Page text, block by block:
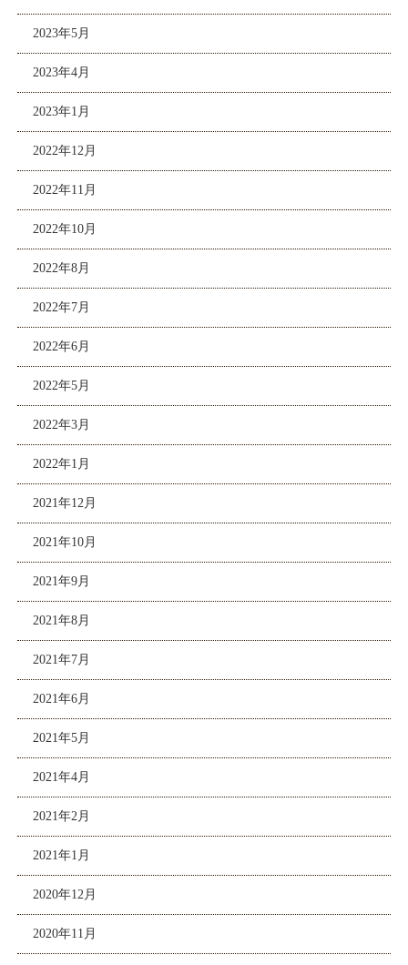
2023年5月
2023年4月
2023年1月
2022年12月
2022年11月
2022年10月
2022年8月
2022年7月
2022年6月
2022年5月
2022年3月
2022年1月
2021年12月
2021年10月
2021年9月
2021年8月
2021年7月
2021年6月
2021年5月
2021年4月
2021年2月
2021年1月
2020年12月
2020年11月